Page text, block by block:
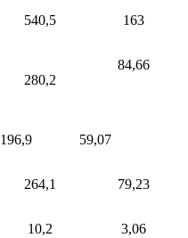
540,5 163
280,2
84,66
196,9 59,07
264,1 79,23
10,2 3,06